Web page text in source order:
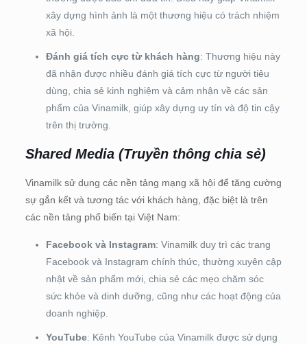
xây dựng hình ảnh là một thương hiệu có trách nhiệm
xã hội.
Đánh giá tích cực từ khách hàng: Thương hiệu này
đã nhận được nhiều đánh giá tích cực từ người tiêu
dùng, chia sẻ kinh nghiệm và cảm nhận về các sản
phẩm của Vinamilk, giúp xây dựng uy tín và độ tin cậy
trên thị trường.
Shared Media (Truyền thông chia sẻ)
Vinamilk sử dụng các nền tảng mạng xã hội để tăng cường
sự gắn kết và tương tác với khách hàng, đặc biệt là trên
các nền tảng phổ biến tại Việt Nam:
Facebook và Instagram: Vinamilk duy trì các trang
Facebook và Instagram chính thức, thường xuyên cập
nhật về sản phẩm mới, chia sẻ các mẹo chăm sóc
sức khỏe và dinh dưỡng, cũng như các hoạt động của
doanh nghiệp.
YouTube: Kênh YouTube của Vinamilk được sử dụng